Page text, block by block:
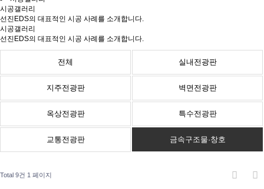
시공갤러리
선진EDS의 대표적인 시공 사례를 소개합니다.
시공갤러리
선진EDS의 대표적인 시공 사례를 소개합니다.
전체 실내전광판
지주전광판 벽면전광판
옥상전광판 특수전광판
교통전광판 금속구조물·창호
Total 9건 1 페이지